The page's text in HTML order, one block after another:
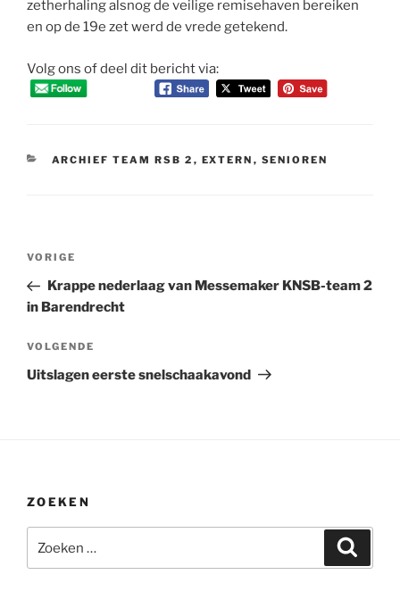
zetherhaling alsnog de veilige remisehaven bereiken
en op de 19e zet werd de vrede getekend.
Volg ons of deel dit bericht via:
CATEGORIEËN
ARCHIEF TEAM RSB 2 , EXTERN , SENIOREN
Bericht
Vorig
bericht
VORIGE
Krappe nederlaag van Messemaker KNSB-team 2
in Barendrecht
Volgend
bericht
VOLGENDE
Uitslagen eerste snelschaakavond
ZOEKEN
naar: